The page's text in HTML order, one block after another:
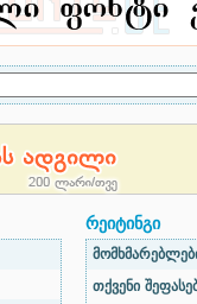
რეიტინგი
თქვენი